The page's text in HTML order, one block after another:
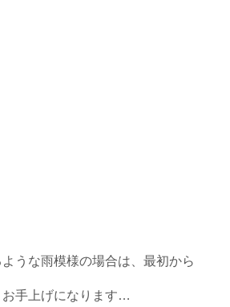
うな雨模様の場合は、最初から
お手上げになります…